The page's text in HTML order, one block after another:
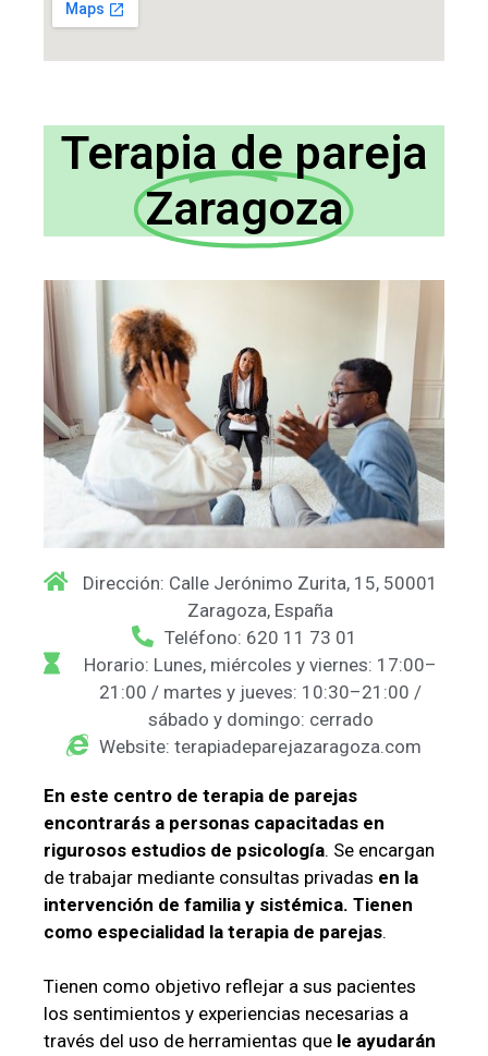
Terapia de pareja
Zaragoza
Dirección: Calle Jerónimo Zurita, 15, 50001
Zaragoza, España
Teléfono: 620 11 73 01
Horario: Lunes, miércoles y viernes: 17:00–
21:00 / martes y jueves: 10:30–21:00 /
sábado y domingo: cerrado
Website: terapiadeparejazaragoza.com
En este centro de terapia de parejas
encontrarás a personas capacitadas en
rigurosos estudios de psicología. Se encargan
de trabajar mediante consultas privadas en la
intervención de familia y sistémica. Tienen
como especialidad la terapia de parejas.
Tienen como objetivo reflejar a sus pacientes
los sentimientos y experiencias necesarias a
través del uso de herramientas que le ayudarán